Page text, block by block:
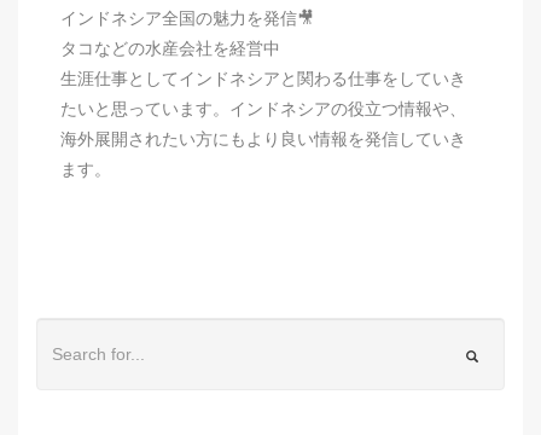
インドネシア全国の魅力を発信🎥
タコなどの水産会社を経営中
生涯仕事としてインドネシアと関わる仕事をしていき
たいと思っています。インドネシアの役立つ情報や、
海外展開されたい方にもより良い情報を発信していき
ます。